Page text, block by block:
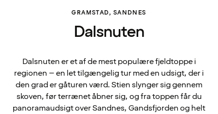
GRAMSTAD, SANDNES
Dalsnuten
Dalsnuten er et af de mest populære fjeldtoppe i
regionen – en let tilgængelig tur med en udsigt, der i
den grad er gåturen værd. Stien slynger sig gennem
skoven, før terrænet åbner sig, og fra toppen får du
panoramaudsigt over Sandnes, Gandsfjorden og helt